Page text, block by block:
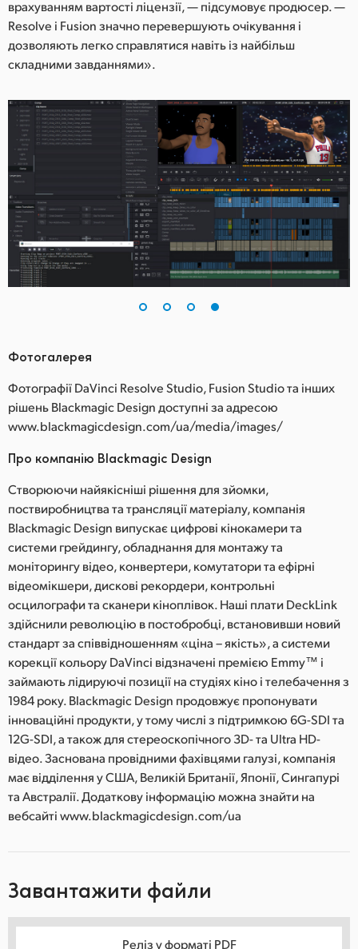
врахуванням вартості ліцензії, — підсумовує продюсер. —
Resolve і Fusion значно перевершують очікування і
дозволяють легко справлятися навіть із найбільш
складними завданнями».
Фотогалерея
Фотографії DaVinci Resolve Studio, Fusion Studio та інших
рішень Blackmagic Design доступні за адресою
www.blackmagicdesign.com/ua/media/images/
Про компанію Blackmagic Design
Створюючи найякісніші рішення для зйомки,
поствиробництва та трансляції матеріалу, компанія
Blackmagic Design випускає цифрові кінокамери та
системи грейдингу, обладнання для монтажу та
моніторингу відео, конвертери, комутатори та ефірні
відеомікшери, дискові рекордери, контрольні
осцилографи та сканери кіноплівок. Наші плати DeckLink
здійснили революцію в постобробці, встановивши новий
стандарт за співвідношенням «ціна – якість», а системи
корекції кольору DaVinci відзначені премією Emmy™ і
займають лідируючі позиції на студіях кіно і телебачення з
1984 року. Blackmagic Design продовжує пропонувати
інноваційні продукти, у тому числі з підтримкою 6G-SDI та
12G-SDI, а також для стереоскопічного 3D- та Ultra HD-
відео. Заснована провідними фахівцями галузі, компанія
має відділення у США, Великій Британії, Японії, Сингапурі
та Австралії. Додаткову інформацію можна знайти на
вебсайті www.blackmagicdesign.com/ua
Завантажити файли
Реліз у форматі PDF